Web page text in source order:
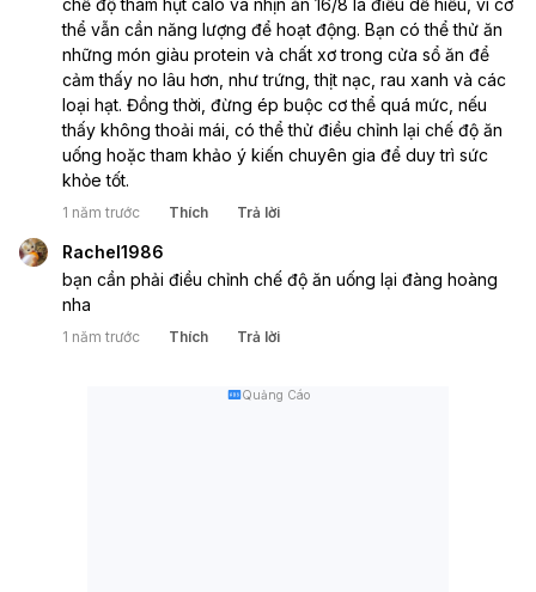
chế độ thâm hụt calo và nhịn ăn 16/8 là điều dễ hiểu, vì cơ
thể vẫn cần năng lượng để hoạt động. Bạn có thể thử ăn
những món giàu protein và chất xơ trong cửa sổ ăn để
cảm thấy no lâu hơn, như trứng, thịt nạc, rau xanh và các
loại hạt. Đồng thời, đừng ép buộc cơ thể quá mức, nếu
thấy không thoải mái, có thể thử điều chỉnh lại chế độ ăn
uống hoặc tham khảo ý kiến chuyên gia để duy trì sức
khỏe tốt.
1 năm trước Thích Trả lời
Rachel1986
bạn cần phải điều chỉnh chế độ ăn uống lại đàng hoàng
nha
1 năm trước Thích Trả lời
Quảng Cáo